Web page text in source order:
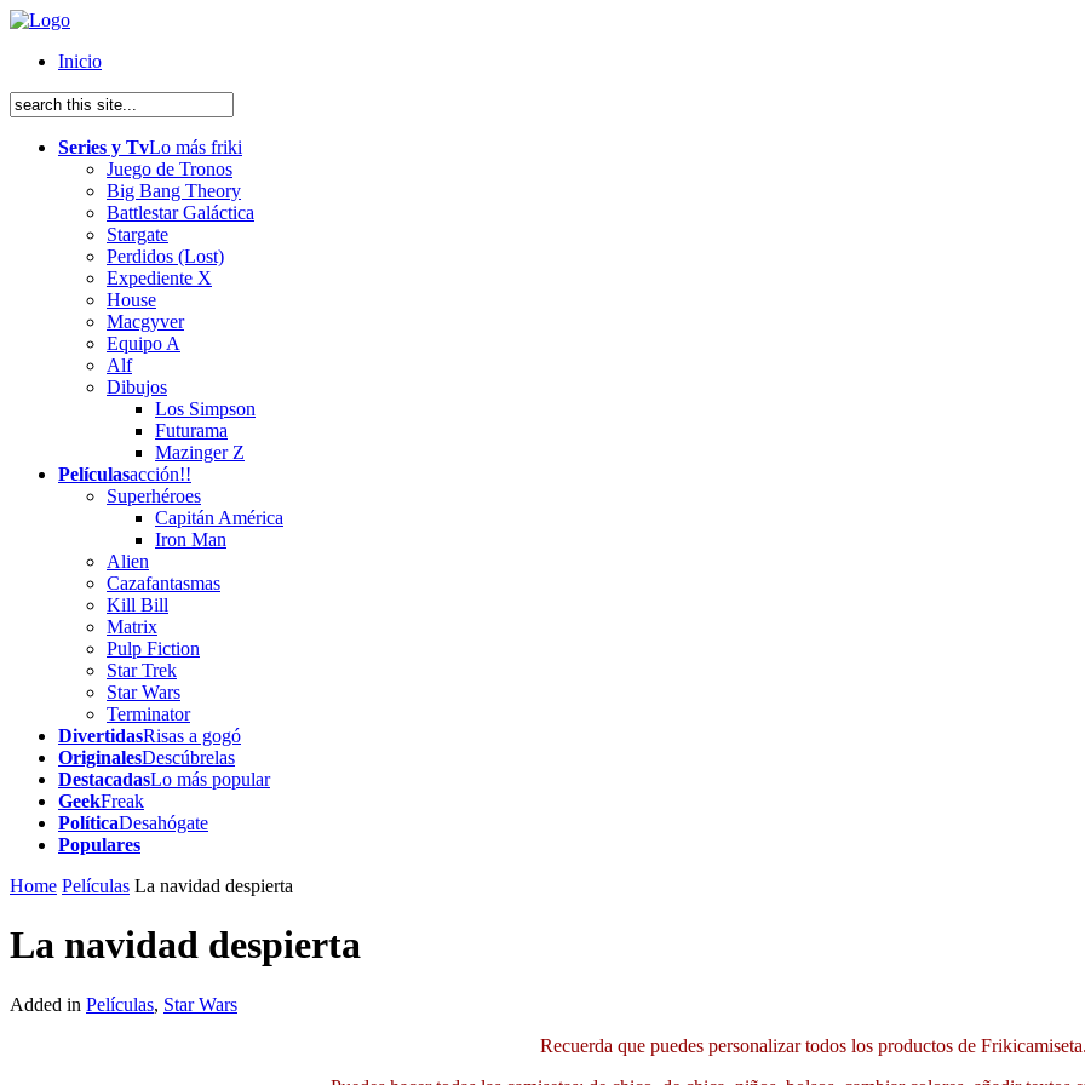
Inicio
Series y TvLo más friki
Juego de Tronos
Big Bang Theory
Battlestar Galáctica
Stargate
Perdidos (Lost)
Expediente X
House
Macgyver
Equipo A
Alf
Dibujos
Los Simpson
Futurama
Mazinger Z
Películasacción!!
Superhéroes
Capitán América
Iron Man
Alien
Cazafantasmas
Kill Bill
Matrix
Pulp Fiction
Star Trek
Star Wars
Terminator
DivertidasRisas a gogó
OriginalesDescúbrelas
DestacadasLo más popular
GeekFreak
PolíticaDesahógate
Populares
Home Películas La navidad despierta
La navidad despierta
Added in Películas, Star Wars
Recuerda que puedes personalizar todos los productos de